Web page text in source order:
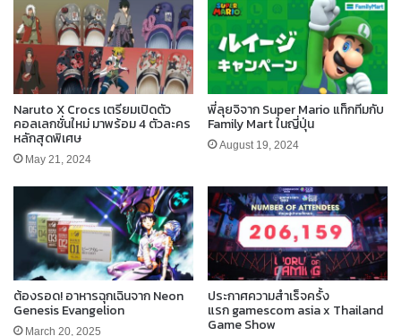
Naruto X Crocs เตรียมเปิดตัว
คอลเลกชั่นใหม่ มาพร้อม 4 ตัวละคร
หลักสุดพิเศษ
May 21, 2024
พี่ลุยจิจาก Super Mario แท็กทีมกับ
Family Mart ในญี่ปุ่น
August 19, 2024
ต้องรอด! อาหารฉุกเฉินจาก Neon
Genesis Evangelion
March 20, 2025
ประกาศความสำเร็จครั้ง
แรก gamescom asia x Thailand
Game Show